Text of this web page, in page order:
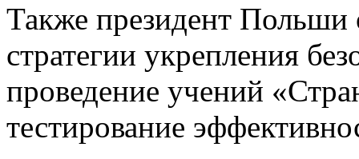
Также президент Польши
стратегии укрепления
проведение учений
тестирование